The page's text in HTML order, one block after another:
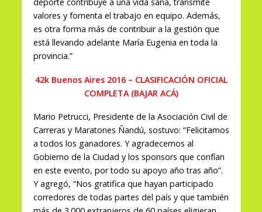
valores y fomenta el trabajo en equipo. Además,
es otra forma más de contribuir a la gestión que
está llevando adelante María Eugenia en toda la
provincia.”
42k Buenos Aires 2016 – CLASIFICACIÓN OFICIAL
COMPLETA (BAJAR ACÁ)
Mario Petrucci, Presidente de la Asociación Civil de
Carreras y Maratones Ñandú, sostuvo: “Felicitamos
a todos los ganadores. Y agradecemos al
Gobierno de la Ciudad y los sponsors que confían
en este evento, por todo su apoyo año tras año”.
Y agregó, “Nos gratifica que hayan participado
corredores de todas partes del país y que también